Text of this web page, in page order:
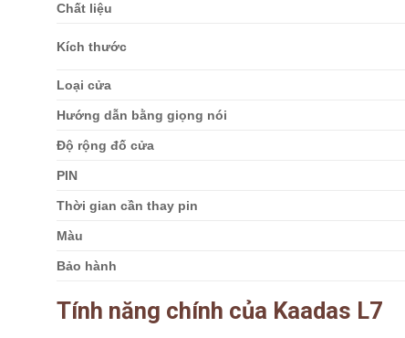
Chất liệu
Kích thước
Loại cửa
Hướng dẫn bằng giọng nói
Độ rộng đố cửa
PIN
Thời gian cần thay pin
Màu
Bảo hành
Tính năng chính của Kaadas L7